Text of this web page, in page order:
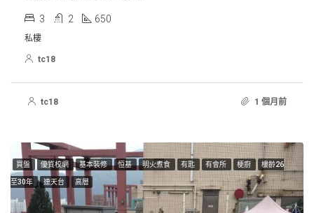
3 2 650
私樓
tc18
tc18 1 個月前
買盤 優質校網 基本裝修 恒基 明火煮食 有匙 有會所 梗廚 樓齡26
至30年 連天台 高層